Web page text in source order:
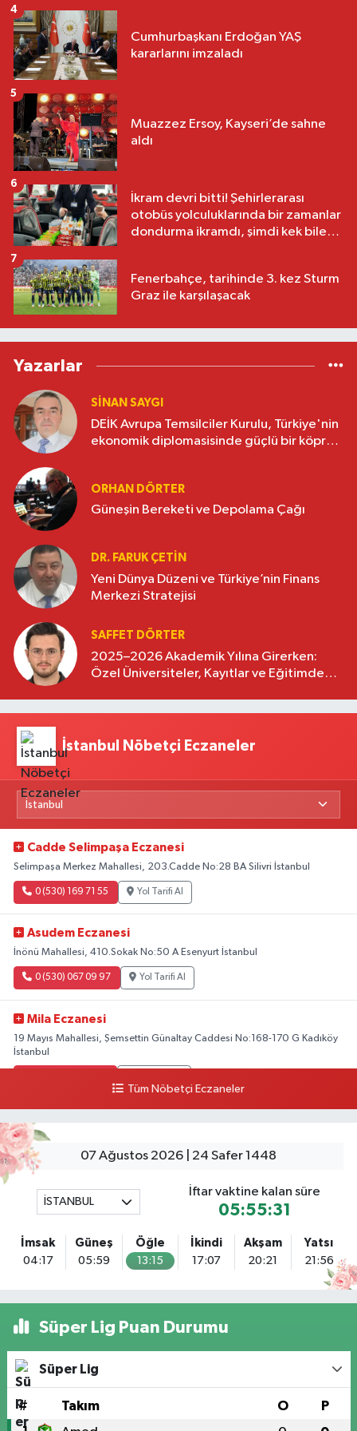
Cumhurbaşkanı Erdoğan YAŞ
kararlarını imzaladı
4
Muazzez Ersoy, Kayseri’de sahne
aldı
5
İkram devri bitti! Şehirlerarası
otobüs yolculuklarında bir zamanlar
dondurma ikramdı, şimdi kek bile
6
Fenerbahçe, tarihinde 3. kez Sturm
Graz ile karşılaşacak
7
Yazarlar
SINAN SAYGI
DEİK Avrupa Temsilciler Kurulu, Türkiye'nin
ekonomik diplomasisinde güçlü bir köprü
ORHAN DÖRTER
Güneşin Bereketi ve Depolama Çağı
DR. FARUK ÇETİN
Yeni Dünya Düzeni ve Türkiye’nin Finans
Merkezi Stratejisi
SAFFET DÖRTER
2025–2026 Akademik Yılına Girerken:
Özel Üniversiteler, Kayıtlar ve Eğitimde
İstanbul Nöbetçi Eczaneler
Cadde Selimpaşa Eczanesi
Selimpaşa Merkez Mahallesi, 203.Cadde No:28 BA Silivri İstanbul
0 (530) 169 71 55 Yol Tarifi Al
Asudem Eczanesi
İnönü Mahallesi, 410.Sokak No:50 A Esenyurt İstanbul
0 (530) 067 09 97 Yol Tarifi Al
Mila Eczanesi
19 Mayıs Mahallesi, Şemsettin Günaltay Caddesi No:168-170 G Kadıköy
İstanbul
Ortabayır Mahallesi, Talatpaşa Caddesi, No:123 A Gültepe Kağıthane
İstanbul
Gedikpaşa Eczanesi
Mimar Hayrettin Mahallesi, Gedikpaşa Caddesi No:16 C Beyazıt Fatih
Yahya Kahya Mahallesi, Kasımpaşa Bostanı Sokak No:18 A Kasımpaşa
Beyoğlu İstanbul
0 (212) 253 77 44
3.İstanbul Eczanesi
Tüm Nöbetçi Eczaneler
07 Ağustos 2026 | 24 Safer 1448
İSTANBUL
İftar vaktine kalan süre
05:55:30
İmsak
04:17
Güneş
05:59
Öğle
13:15
İkindi
17:07
Akşam
20:21
Yatsı
21:56
Süper Lig Puan Durumu
Süper Lig
# Takım O P